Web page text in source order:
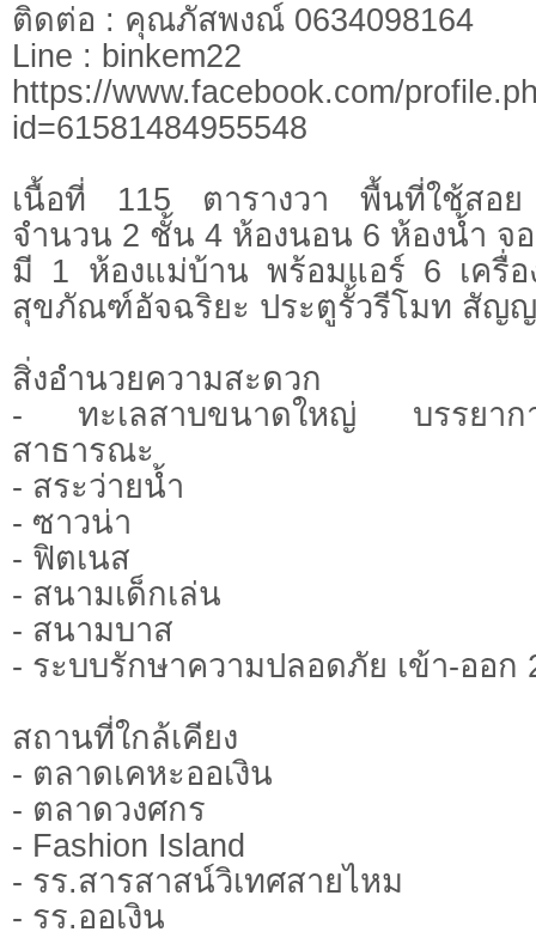
ติดต่อ : คุณภัสพงณ์ 0634098164
Line : binkem22
https://www.facebook.com/
id=61581484955548
เนื้อที่ 115 ตารางวา พื้นที่ใช้สอย
จำนวน 2 ชั้น 4 ห้องนอน 6 ห้องน้ำ จ
มี 1 ห้องแม่บ้าน พร้อมแอร์ 6 เครื่อ
สุขภัณฑ์อัจฉริยะ ประตูรั้วรีโมท สัญ
สิ่งอำนวยความสะดวก
- ทะเลสาบขนาดใหญ่ บรรยากา
สาธารณะ
- สระว่ายน้ำ
- ซาวน่า
- ฟิตเนส
- สนามเด็กเล่น
- สนามบาส
- ระบบรักษาความปลอดภัย เข้า-ออก
สถานที่ใกล้เคียง
- ตลาดเคหะออเงิน
- ตลาดวงศกร
- Fashion Island
- รร.สารสาสน์วิเทศสายไหม
- รร.ออเงิน